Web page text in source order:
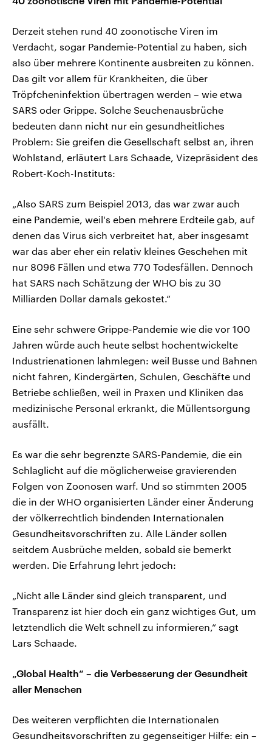
Derzeit stehen rund 40 zoonotische Viren im
Verdacht, sogar Pandemie-Potential zu haben, sich
also über mehrere Kontinente ausbreiten zu können.
Das gilt vor allem für Krankheiten, die über
Tröpfcheninfektion übertragen werden – wie etwa
SARS oder Grippe. Solche Seuchenausbrüche
bedeuten dann nicht nur ein gesundheitliches
Problem: Sie greifen die Gesellschaft selbst an, ihren
Wohlstand, erläutert Lars Schaade, Vizepräsident des
Robert-Koch-Instituts:
„Also SARS zum Beispiel 2013, das war zwar auch
eine Pandemie, weil's eben mehrere Erdteile gab, auf
denen das Virus sich verbreitet hat, aber insgesamt
war das aber eher ein relativ kleines Geschehen mit
nur 8096 Fällen und etwa 770 Todesfällen. Dennoch
hat SARS nach Schätzung der WHO bis zu 30
Milliarden Dollar damals gekostet.“
Eine sehr schwere Grippe-Pandemie wie die vor 100
Jahren würde auch heute selbst hochentwickelte
Industrienationen lahmlegen: weil Busse und Bahnen
nicht fahren, Kindergärten, Schulen, Geschäfte und
Betriebe schließen, weil in Praxen und Kliniken das
medizinische Personal erkrankt, die Müllentsorgung
ausfällt.
Es war die sehr begrenzte SARS-Pandemie, die ein
Schlaglicht auf die möglicherweise gravierenden
Folgen von Zoonosen warf. Und so stimmten 2005
die in der WHO organisierten Länder einer Änderung
der völkerrechtlich bindenden Internationalen
Gesundheitsvorschriften zu. Alle Länder sollen
seitdem Ausbrüche melden, sobald sie bemerkt
werden. Die Erfahrung lehrt jedoch:
„Nicht alle Länder sind gleich transparent, und
Transparenz ist hier doch ein ganz wichtiges Gut, um
letztendlich die Welt schnell zu informieren,“ sagt
Lars Schaade.
„Global Health“ – die Verbesserung der Gesundheit
aller Menschen
Des weiteren verpflichten die Internationalen
Gesundheitsvorschriften zu gegenseitiger Hilfe: ein –